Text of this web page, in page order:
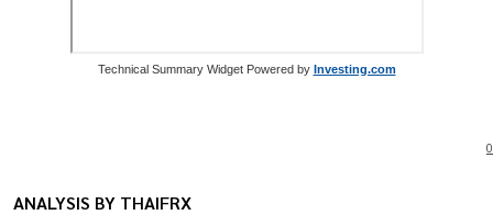
Technical Summary Widget Powered by Investing.com
0
ANALYSIS BY THAIFRX